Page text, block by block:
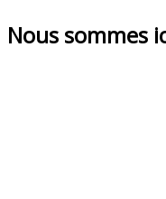
Nous sommes